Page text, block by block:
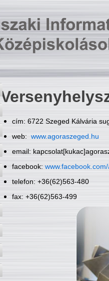
cím: 6722 Szeged Kálvária
web: www.agoraszeged.hu
email:
facebook:
telefon: +36(62)563-480
fax: +36(62)563-499